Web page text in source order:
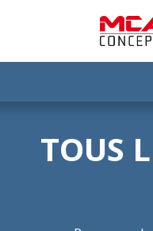
TOUS